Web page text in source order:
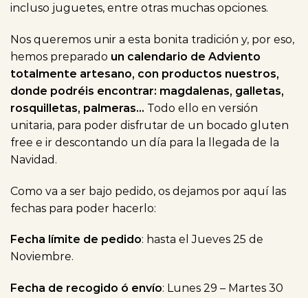
incluso juguetes, entre otras muchas opciones.
Nos queremos unir a esta bonita tradición y, por eso,
hemos preparado un calendario de Adviento
totalmente artesano, con productos nuestros,
donde podréis encontrar: magdalenas, galletas,
rosquilletas, palmeras… Todo ello en versión
unitaria, para poder disfrutar de un bocado gluten
free e ir descontando un día para la llegada de la
Navidad.
Como va a ser bajo pedido, os dejamos por aquí las
fechas para poder hacerlo:
Fecha límite de pedido: hasta el Jueves 25 de
Noviembre.
Fecha de recogido ó envío: Lunes 29 – Martes 30